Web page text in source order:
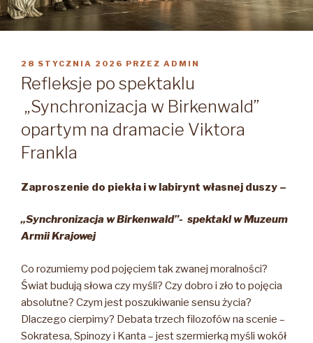
OPUBLIKOWANE
W
28 STYCZNIA 2026 PRZEZ ADMIN
Refleksje po spektaklu
„Synchronizacja w Birkenwald”
opartym na dramacie Viktora
Frankla
Zaproszenie do piekła i w labirynt własnej duszy –
„Synchronizacja w Birkenwald”- spektakl w Muzeum
Armii Krajowej
Co rozumiemy pod pojęciem tak zwanej moralności?
Świat budują słowa czy myśli? Czy dobro i zło to pojęcia
absolutne? Czym jest poszukiwanie sensu życia?
Dlaczego cierpimy? Debata trzech filozofów na scenie –
Sokratesa, Spinozy i Kanta – jest szermierką myśli wokół